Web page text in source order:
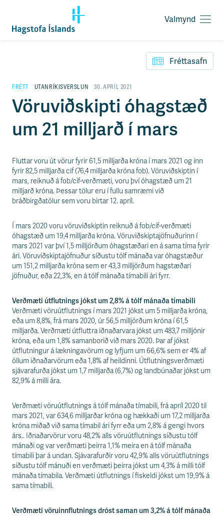
O
v
m
y
d
Valmynd
Fréttasafn
FRÉTT UTANRÍKISVERSLUN 30. APRÍL 2021
Vöruviðskipti óhagstæð
um 21 milljarð í mars
Fluttar voru út vörur fyrir 61,5 milljarða króna í mars 2021 og inn
fyrir 82,5 milljarða cif (76,4 milljarða króna fob). Vöruviðskiptin í
mars, reiknuð á fob/cif-verðmæti, voru því óhagstæð um 21
milljarð króna. Þessar tölur eru í fullu samræmi við
bráðbirgðatölur sem voru birtar 12. apríl.
Í mars 2020 voru vöruviðskiptin reiknuð á fob/cif-verðmæti
óhagstæð um 19,4 milljarða króna. Vöruviðskiptajöfnuðurinn í
mars 2021 var því 1,5 milljörðum óhagstæðari en á sama tíma fyrir
ári. Vöruviðskiptajöfnuður síðustu tólf mánaða var óhagstæður
um 151,2 milljarða króna sem er 43,3 milljörðum hagstæðari
jöfnuður, eða 22,3%, en á tólf mánaða tímabili ári fyrr.
Verðmæti útflutnings jókst um 2,8% á tólf mánaða tímabili
Verðmæti vöruútflutnings í mars 2021 jókst um 5 milljarða króna,
eða um 8,8%, frá mars 2020, úr 56,5 milljörðum króna í 61,5
milljarða. Verðmæti útfluttra iðnaðarvara jókst um 483,7 milljónir
króna, eða um 1,8% samanborið við mars 2020. Þar af jókst
útflutningur á lækningavörum og lyfjum um 66,6% sem er 4% af
öllum iðnaðarvörum eða 1,8% af heildinni. Útflutningsverðmæti
sjávarafurða jókst um 1,7 milljarða (6,7%) og landbúnaðar jókst um
82,9% á milli ára.
Verðmæti vöruútflutnings á tólf mánaða tímabili, frá apríl 2020 til
mars 2021, var 634,6 milljarðar króna og hækkaði um 17,2 milljarða
króna miðað við sama tímabil ári fyrr eða um 2,8% á gengi hvors
árs.. Iðnaðarvörur voru 48,2% alls vöruútflutnings síðustu tólf
mánaði og var verðmæti þeirra 1,1% meira en á tólf mánaða
tímabili þar á undan. Sjávarafurðir voru 42,9% alls vöruútflutnings
síðustu tólf mánuði en verðmæti þeirra jókst um 4,3% á milli tólf
mánaða tímabila. Verðmæti útflutnings í fiskeldi jókst um 19,9% á
sama tímabili.
Verðmæti vöruinnflutnings dróst saman um 3,2% á tólf mánaða